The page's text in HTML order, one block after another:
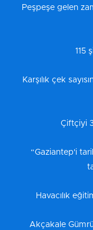
Peşpeşe gelen
115
Karşılık çek
Çiftçiyi
“Gaziantep'i
Havacılık
Akçakale